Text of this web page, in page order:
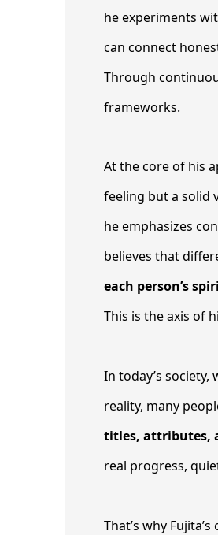
he experiments
can connect
Through
frameworks.
At the core of his
feeling but a solid
he emphasizes
believes that
each person’s
This is the axis of
In today’s society,
reality, many
titles, attributes,
real progress,
That’s why